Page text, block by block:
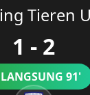
Tieren
1 - 2
91'